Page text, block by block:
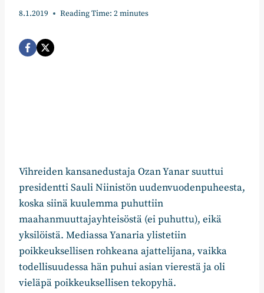
8.1.2019 Reading Time: 2minutes
Vihreiden kansanedustaja Ozan Yanar suuttui
presidentti Sauli Niinistön uudenvuodenpuheesta,
koska siinä kuulemma puhuttiin
maahanmuuttajayhteisöstä (ei puhuttu), eikä
yksilöistä. Mediassa Yanaria ylistetiin
poikkeuksellisen rohkeana ajattelijana, vaikka
todellisuudessa hän puhui asian vierestä ja oli
vieläpä poikkeuksellisen tekopyhä.